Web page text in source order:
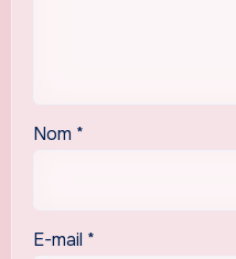
Nom *
E-mail *